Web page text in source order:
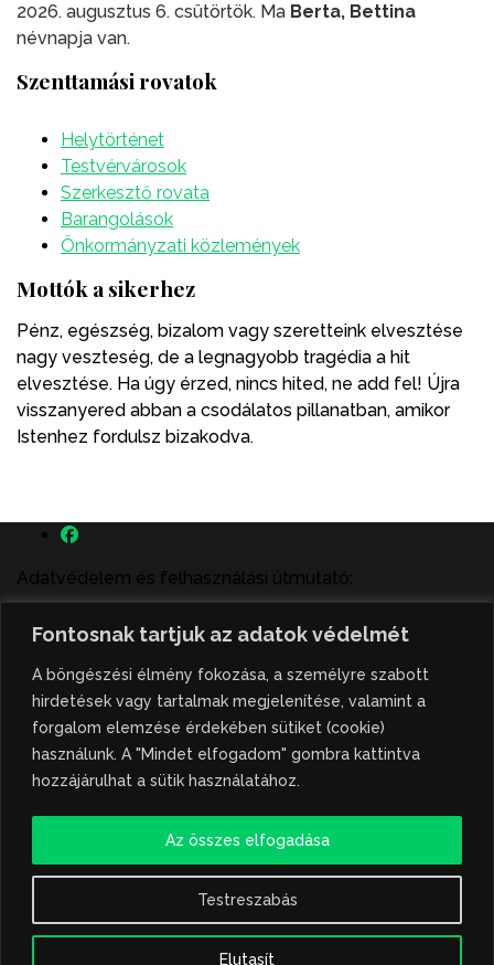
Fontosnak tartjuk az adatok védelmét
A böngészési élmény fokozása, a személyre szabott
hirdetések vagy tartalmak megjelenítése, valamint a
forgalom elemzése érdekében sütiket (cookie)
használunk. A "Mindet elfogadom" gombra kattintva
hozzájárulhat a sütik használatához.
Testreszabás
Elutasít
Az összes elfogadása
2026. augusztus 6. csütörtök. Ma Berta, Bettina
névnapja van.
Szenttamási rovatok
Helytörténet
Testvérvárosok
Szerkesztő rovata
Barangolások
Önkormányzati közlemények
Mottók a sikerhez
Pénz, egészség, bizalom vagy szeretteink elvesztése
nagy veszteség, de a legnagyobb tragédia a hit
elvesztése. Ha úgy érzed, nincs hited, ne add fel! Újra
visszanyered abban a csodálatos pillanatban, amikor
Istenhez fordulsz bizakodva.
Adatvédelem és felhasználási útmutató:
A szenttamás.rs magyar nyelvű internetes hírportálon
megjelenő szerzői írások, a híranyag és minden egyéb
tartalom a portált működtető Gion Nándor Kulturális
Központ szellemi tulajdonát képezik, amely szellemi
tulajdont a nemzetközi és szerbiai törvények védik. A
jogosulatlan felhasználás büntető- és polgári jogi
következményeket von maga után. A hírportálon
ismertetése, illetve közzétett fotók átvétele kizárólag
csak hivatkozással, illetve a forrás megjelölésével
Hivatkozás formája: szenttamas.rs